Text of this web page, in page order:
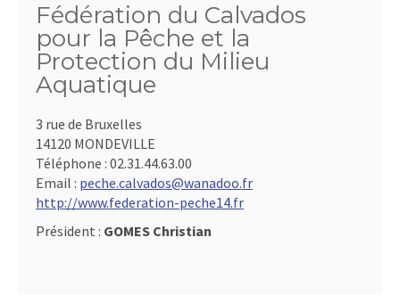
Fédération du Calvados
pour la Pêche et la
Protection du Milieu
Aquatique
3 rue de Bruxelles
14120 MONDEVILLE
Téléphone : 02.31.44.63.00
Email : peche.calvados@wanadoo.fr
http://www.federation-peche14.fr
Président : GOMES Christian